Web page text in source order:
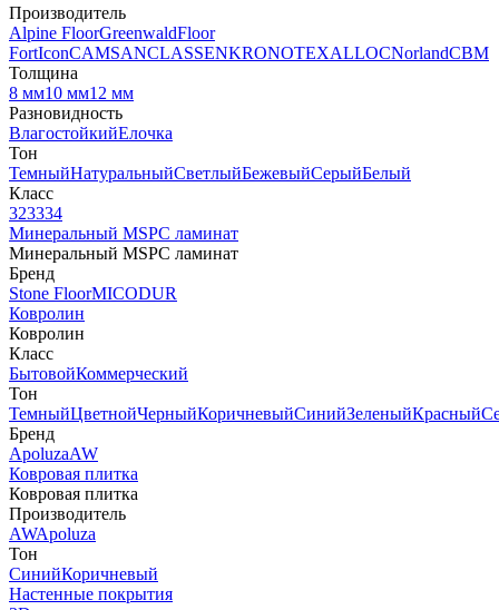
Производитель
Alpine FloorGreenwaldFloor
FortIconCAMSANCLASSENKRONOTEXALLOCNorlandCBM
Толщина
8 мм10 мм12 мм
Разновидность
ВлагостойкийЕлочка
Тон
ТемныйНатуральныйСветлыйБежевыйСерыйБелый
Класс
323334
Минеральный MSPC ламинат
Минеральный MSPC ламинат
Бренд
Stone FloorMICODUR
Ковролин
Ковролин
Класс
БытовойКоммерческий
Тон
ТемныйЦветнойЧерныйКоричневыйСинийЗеленыйКрасный
Бренд
ApoluzaAW
Ковровая плитка
Ковровая плитка
Производитель
AWApoluza
Тон
СинийКоричневый
Настенные покрытия